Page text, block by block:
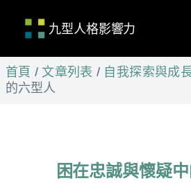
跳
至
主
九型人格影響力
首頁 / 文章列表 / 自我探索與成
的六型人
困在忠誠與懷疑